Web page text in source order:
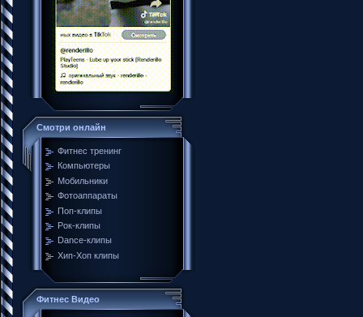
Смотри онлайн
Фитнес тренинг
Компьютеры
Мобильники
Фотоаппараты
Поп-клипы
Рок-клипы
Dance-клипы
Хип-Хоп клипы
Фитнес Видео